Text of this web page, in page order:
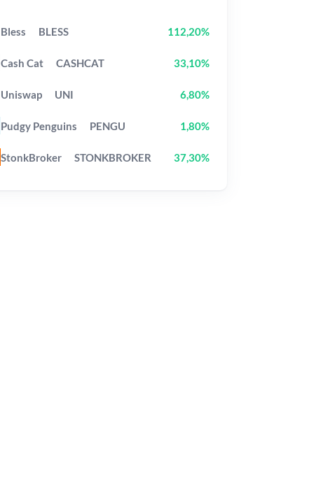
Bless BLESS 112,20%
Cash Cat CASHCAT 33,10%
Uniswap UNI 6,80%
Pudgy Penguins PENGU 1,80%
StonkBroker STONKBROKER 37,30%